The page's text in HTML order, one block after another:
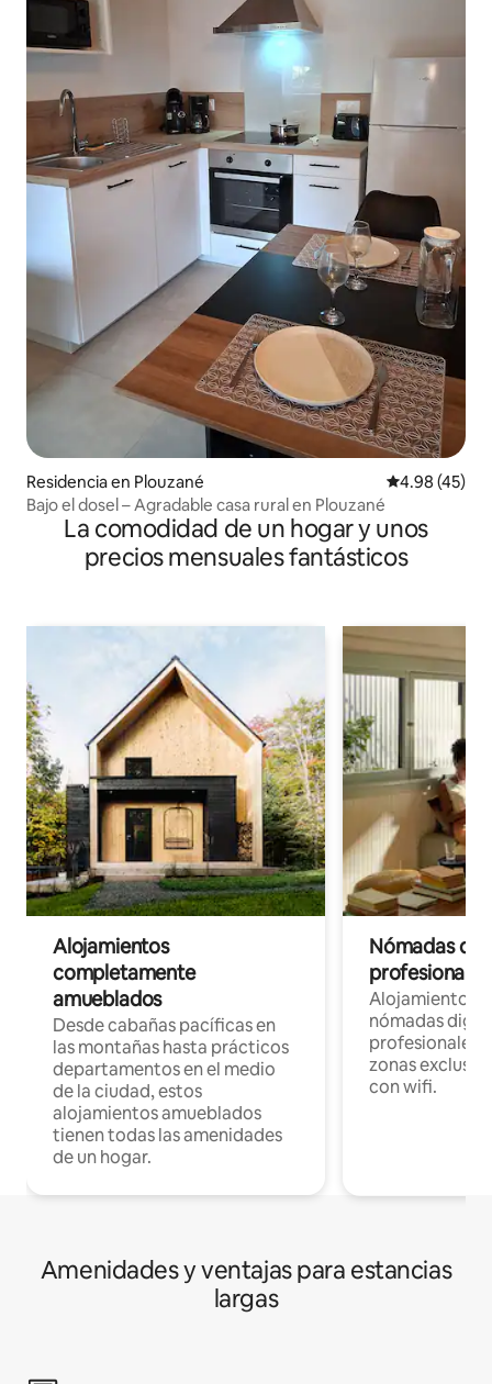
Residencia en Plouzané Calificación
4.98 (45)
Bajo el dosel – Agradable casa rural en Plouzané
La comodidad de un hogar y unos
precios mensuales fantásticos
Alojamientos
completamente
amueblados
Desde cabañas pacíficas en
las montañas hasta prácticos
departamentos en el medio
de la ciudad, estos
alojamientos amueblados
tienen todas las amenidades
de un hogar.
Nómadas
Alojamientos
nómadas
profesionales
zonas
con wifi.
Amenidades y ventajas para estancias
largas